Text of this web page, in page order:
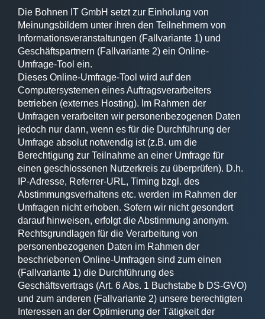
Die Bohnen IT GmbH setzt zur Einholung von
Meinungsbildern unter ihren den Teilnehmern von
Informationsveranstaltungen (Fallvariante 1) und
Geschäftspartnern (Fallvariante 2) ein Online-
Umfrage-Tool ein.
Dieses Online-Umfrage-Tool wird auf den
Computersystemen eines Auftragsverarbeiters
betrieben (externes Hosting). Im Rahmen der
Umfragen verarbeiten wir personenbezogenen Daten
jedoch nur dann, wenn es für die Durchführung der
Umfrage absolut notwendig ist (z.B. um die
Berechtigung zur Teilnahme an einer Umfrage für
einen geschlossenen Nutzerkreis zu überprüfen). D.h.
IP-Adresse, Referrer-URL, Timing bzgl. des
Abstimmungsverhaltens etc. werden im Rahmen der
Umfragen nicht erhoben. Sofern wir nicht gesondert
darauf hinweisen, erfolgt die Abstimmung anonym.
Rechtsgrundlagen für die Verarbeitung von
personenbezogenen Daten im Rahmen der
beschriebenen Online-Umfragen sind zum einen
(Fallvariante 1) die Durchführung des
Geschäftsvertrags (Art. 6 Abs. 1 Buchstabe b DS-GVO)
und zum anderen (Fallvariante 2) unsere berechtigten
Interessen an der Optimierung der Tätigkeit der